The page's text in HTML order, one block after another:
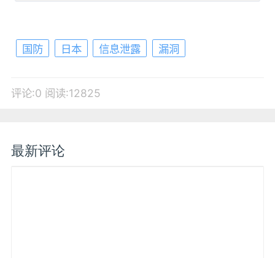
国防 日本 信息泄露 漏洞
评论:0 阅读:12825
最新评论